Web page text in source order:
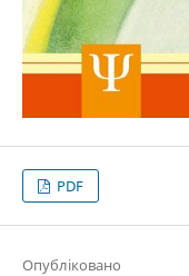
PDF
Опубліковано